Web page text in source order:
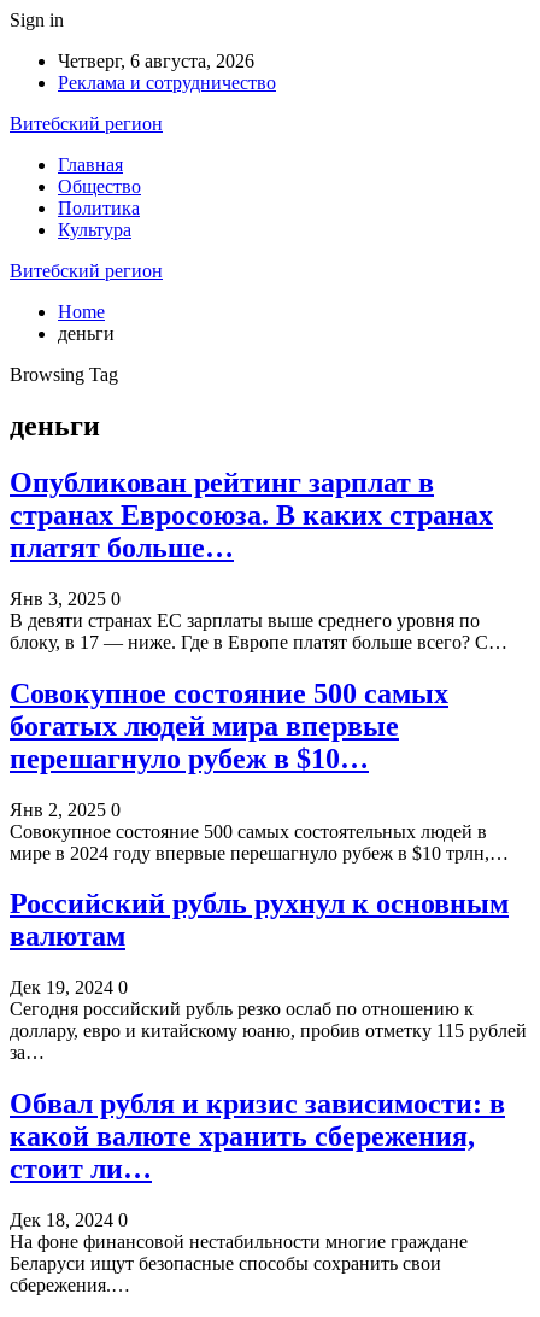
Sign in
Четверг, 6 августа, 2026
Реклама и сотрудничество
Витебский регион
Главная
Общество
Политика
Культура
Витебский регион
Home
деньги
Browsing Tag
деньги
Опубликован рейтинг зарплат в
странах Евросоюза. В каких странах
платят больше…
Янв 3, 2025 0
В девяти странах ЕС зарплаты выше среднего уровня по
блоку, в 17 — ниже. Где в Европе платят больше всего? С…
Совокупное состояние 500 самых
богатых людей мира впервые
перешагнуло рубеж в $10…
Янв 2, 2025 0
Совокупное состояние 500 самых состоятельных людей в
мире в 2024 году впервые перешагнуло рубеж в $10 трлн,…
Российский рубль рухнул к основным
валютам
Дек 19, 2024 0
Сегодня российский рубль резко ослаб по отношению к
доллару, евро и китайскому юаню, пробив отметку 115 рублей
за…
Обвал рубля и кризис зависимости: в
какой валюте хранить сбережения,
стоит ли…
Дек 18, 2024 0
На фоне финансовой нестабильности многие граждане
Беларуси ищут безопасные способы сохранить свои
сбережения.…